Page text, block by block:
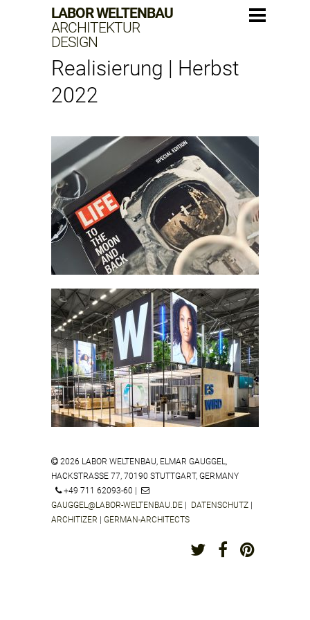
LABOR WELTENBAU
ARCHITEKTUR
DESIGN
Realisierung | Herbst
2022
ZEISS VISION CENTER PEARLAND /
HOUSTON TX US
WALDMANN TRADE SHOW
ORGATEC DÜSSELDORF GERMANY
2026 LABOR WELTENBAU, ELMAR GAUGGEL,
HACKSTRASSE 77, 70190 STUTTGART, GERMANY
+49 711 62093-60 |
GAUGGEL@LABOR-WELTENBAU.DE
DATENSCHUTZ
ARCHITIZER
GERMAN-ARCHITECTS